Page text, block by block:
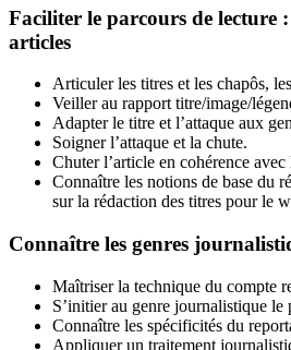
Faciliter le parcours de lecture
articles
Articuler les titres et les chapôs,
Veiller au rapport titre/image/
Adapter le titre et l’attaque aux
Soigner l’attaque et la chute.
Chuter l’article en cohérence avec
Connaître les notions de base du
sur la rédaction des titres pour le
Connaître les genres
Maîtriser la technique du compte
S’initier au genre journalistique le
Connaître les spécificités du
Appliquer un traitement